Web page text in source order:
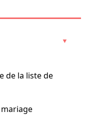
de la liste de